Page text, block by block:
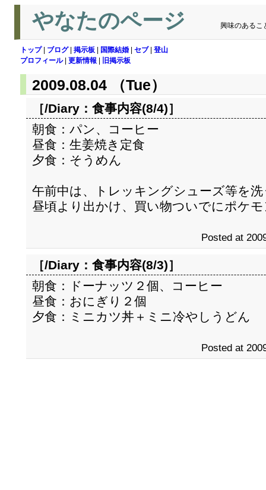
やなたのページ 興味のあるこ
トップ| ブログ| 掲示板 国際結婚 セブ| 登山
プロフィール| 更新情報 旧掲示板
2009.08.04 （Tue）
［/Diary： 食事内容(8/4)］
朝食：パン、コーヒー
昼食：生姜焼き定食
夕食：そうめん
午前中は、トレッキングシューズ等を洗
昼頃より出かけ、買い物ついでにポケ
Posted at
［/Diary： 食事内容(8/3)］
朝食：ドーナッツ２個、コーヒー
昼食：おにぎり２個
夕食：ミニカツ丼＋ミニ冷やしうどん
Posted at